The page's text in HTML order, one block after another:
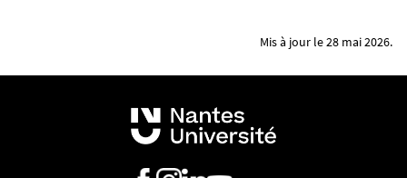
Mis à jour le 28 mai 2026.